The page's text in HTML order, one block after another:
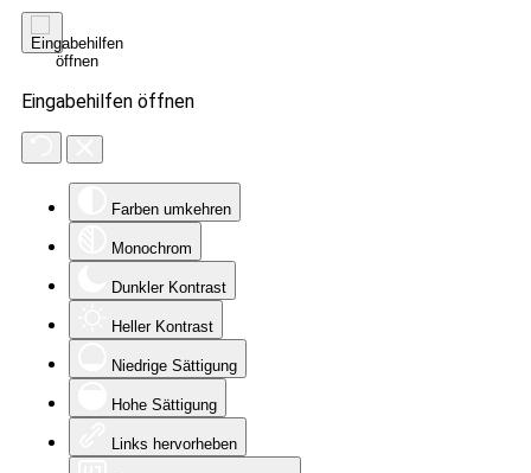
Eingabehilfen öffnen
Farben umkehren
Monochrom
Dunkler Kontrast
Heller Kontrast
Niedrige Sättigung
Hohe Sättigung
Links hervorheben